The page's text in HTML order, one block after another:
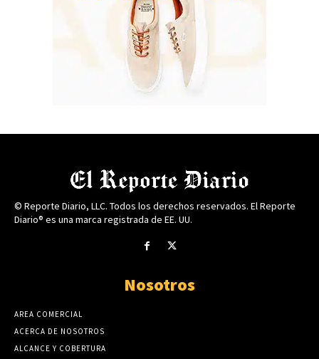
© Reporte Diario, LLC. Todos los derechos reservados. El Reporte
Diario® es una marca registrada de EE. UU.
Nosotros
AREA COMERCIAL
ACERCA DE NOSOTROS
ALCANCE Y COBERTURA